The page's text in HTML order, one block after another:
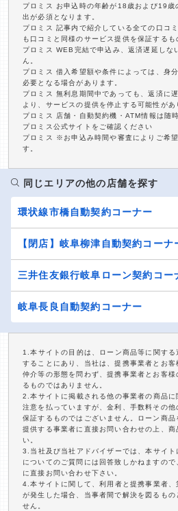
プロミス お申込時の年齢が18歳および19歳
出が必須となります。
プロミス 記事内で紹介している全ての口コ
も口コミと同様のサービス提供を保証するも
プロミス WEB完結で申込み、返済遅延しな
ん。
プロミス 借入希望額や条件によっては、身
必要となる場合があります。
プロミス 無利息期間中であっても、返済に
より、サービスの提供を停止する可能性があ
プロミス 店舗・自動契約機・ATM情報は随
プロミス公式サイトをご確認ください
プロミス ※お申込み時間や審査によりご希
す。
同じエリアの他の店舗を探す
環状線市橋自動契約コーナー
【閉店】岐阜柳津自動契約コーナ
三井住友銀行岐阜ローン契約コー
岐阜長良自動契約コーナー
1.本サイトの目的は、ローン商品等に関す
することにあり、当社は、提携事業者とお客
仲介等の形態を問わず、提携事業者とお客
るものではありません。
2.本サイトに掲載される他の事業者の商品
注意を払っていますが、金利、手数料その
保証するものではございません。ローン商
提供する事業者に直接お問い合わせの上、商
い。
3.当社及び当社アドバイザーでは、本サイ
についてのご質問には回答致しかねますの
に直接お問い合わせ下さい。
4.本サイトに関して、利用者と提携事業者
が発生した場合、当事者間で解決を図るも
せん。